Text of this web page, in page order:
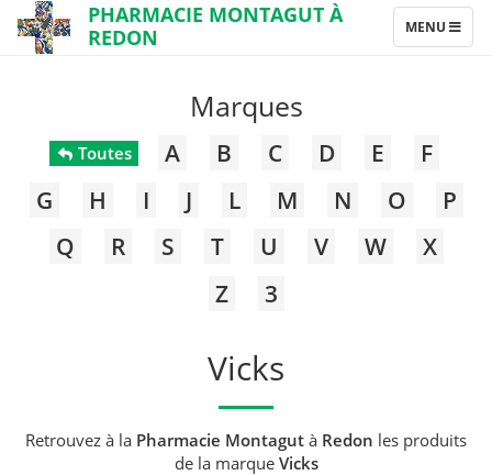
PHARMACIE MONTAGUT À
REDON
TOGGLE
NAVIGATION
MENU
Marques
Toutes A B C D E
F
G
H I J L M N O
P
Q
R S T U V W
X
Z
3
Vicks
Retrouvez à la Pharmacie Montagut à Redon les produits
de la marque Vicks